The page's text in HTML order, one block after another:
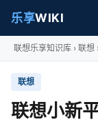
乐享WIKI
联想乐享知识库 联想
联想
联想小新